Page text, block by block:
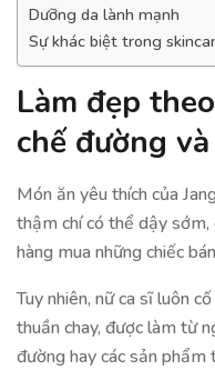
Dưỡng da lành mạnh
Sự khác biệt trong
Làm đẹp
chế đường
Món ăn yêu thích của
thậm chí có thể dậy
hàng mua những chiếc
Tuy nhiên, nữ ca sĩ luôn
thuần chay, được làm từ
đường hay các sản